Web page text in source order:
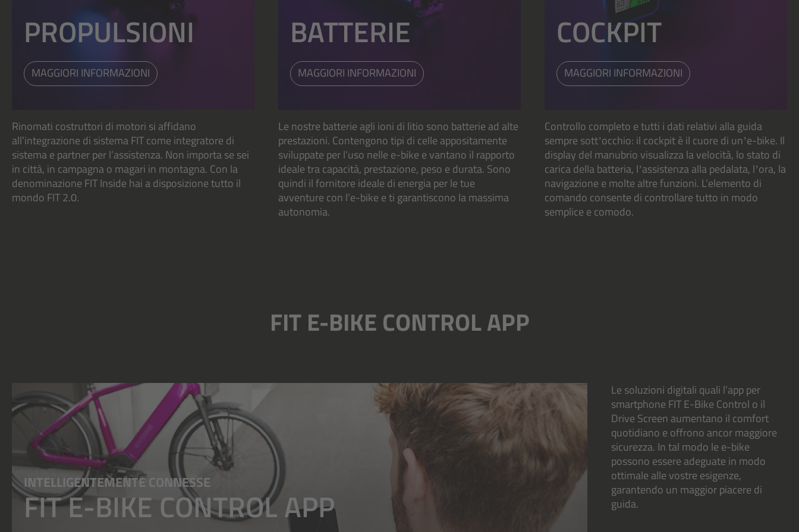
PROPULSIONI
MAGGIORI INFORMAZIONI
Rinomati costruttori di motori si affidano
all’integrazione di sistema FIT come integratore di
sistema e partner per l’assistenza. Non importa se sei
in città, in campagna o magari in montagna. Con la
denominazione FIT Inside hai a disposizione tutto il
mondo FIT 2.0.
BATTERIE
MAGGIORI INFORMAZIONI
Le nostre batterie agli ioni di litio sono batterie ad alte
prestazioni. Contengono tipi di celle appositamente
sviluppate per l’uso nelle e-bike e vantano il rapporto
ideale tra capacità, prestazione, peso e durata. Sono
quindi il fornitore ideale di energia per le tue
avventure con l’e-bike e ti garantiscono la massima
autonomia.
COCKPIT
MAGGIORI INFORMAZIONI
Controllo completo e tutti i dati relativi alla guida
sempre sottʼocchio: il cockpit è il cuore di unʼe-bike. Il
display del manubrio visualizza la velocità, lo stato di
carica della batteria, lʼassistenza alla pedalata, lʼora, la
navigazione e molte altre funzioni. L’elemento di
comando consente di controllare tutto in modo
semplice e comodo.
FIT E-BIKE CONTROL APP
INTELLIGENTEMENTE CONNESSE
FIT E-BIKE CONTROL APP
Le soluzioni digitali quali l’app per
smartphone FIT E-Bike Control o il
Drive Screen aumentano il comfort
quotidiano e offrono ancor maggiore
sicurezza. In tal modo le e-bike
possono essere adeguate in modo
ottimale alle vostre esigenze,
garantendo un maggior piacere di
guida.